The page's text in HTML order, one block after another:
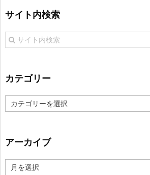
サイト内検索
カテゴリー
カ
テ
ー
アーカイブ